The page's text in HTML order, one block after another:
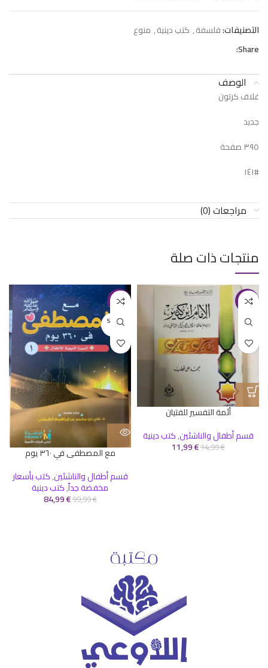
التصنيفات:فلسفة, كتب دينية, منوع
Share:
الوصف
غلاف كرتون
جديد
٣٩٥ صفحة
#١٤١
مراجعات (0)
منتجات ذات صلة
-20%
أئمة التفسير للفتيان
قسم أطفال والناشئين,كتب دينية
14,99€
11,99€
-15%
SOLD O
UT
مع المصطفى في ٣٦٠ يوم
قسم أطفال والناشئين,كتب بأسعار
مخفضة جداً,كتب دينية
99,99€
84,99€